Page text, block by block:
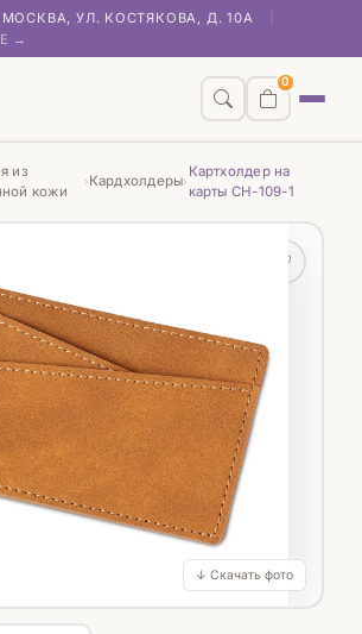
МОСКВА, УЛ. КОСТЯКОВА, Д. 10А
→
0
из
кожи
›Кардхолдеры›
Картхолдер на
карты CH-109-1
♡
↓ Скачать фото